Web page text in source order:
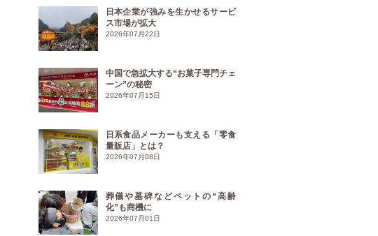
日本企業が強みを生かせるサービ
ス市場が拡大
2026年07月22日
中国で急拡大する“お菓子専門チェ
ーン”の秘密
2026年07月15日
日系食品メーカーも支える「零食
量販店」とは？
2026年07月08日
葬儀や墓碑などペットの“高齢
化”も商機に
2026年07月01日